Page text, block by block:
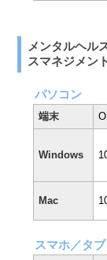
メンタルヘル
スマネジメン
パソコン
端末
Windows
Mac
スマホ／タ